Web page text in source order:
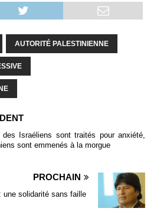
AUTORITÉ PALESTINIENNE
des Israéliens sont traités pour anxiété,
sont emmenés à la morgue
PROCHAIN
une solidarité sans faille